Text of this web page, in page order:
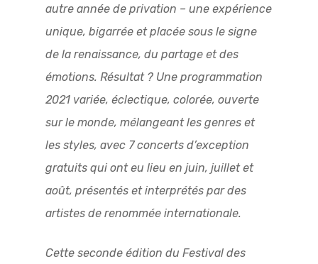
autre année de privation – une expérience
unique, bigarrée et placée sous le signe
de la renaissance, du partage et des
émotions. Résultat ? Une programmation
2021 variée, éclectique, colorée, ouverte
sur le monde, mélangeant les genres et
les styles, avec 7 concerts d’exception
gratuits qui ont eu lieu en juin, juillet et
août, présentés et interprétés par des
artistes de renommée internationale.
Cette seconde édition du Festival des